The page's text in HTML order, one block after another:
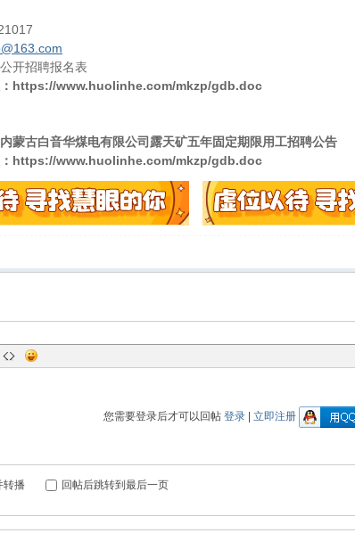
开招聘报名表
https://www.huolinhe.com/mkzp/gdb.doc
蒙古白音华煤电有限公司露天矿五年固定期限用工招聘公告
https://www.huolinhe.com/mkzp/gdb.doc
您需要登录后才可以回帖 登录 立即注册
转播 回帖后跳转到最后一页